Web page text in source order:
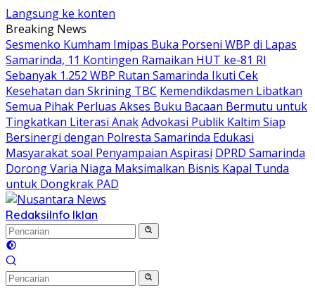
Langsung ke konten
Breaking News
Sesmenko Kumham Imipas Buka Porseni WBP di Lapas
Samarinda, 11 Kontingen Ramaikan HUT ke-81 RI
Sebanyak 1.252 WBP Rutan Samarinda Ikuti Cek
Kesehatan dan Skrining TBC Kemendikdasmen Libatkan
Semua Pihak Perluas Akses Buku Bacaan Bermutu untuk
Tingkatkan Literasi AnakAdvokasi Publik Kaltim Siap
Bersinergi dengan Polresta Samarinda Edukasi
Masyarakat soal Penyampaian Aspirasi DPRD Samarinda
Dorong Varia Niaga Maksimalkan Bisnis Kapal Tunda
untuk Dongkrak PAD
RedaksiInfo Iklan